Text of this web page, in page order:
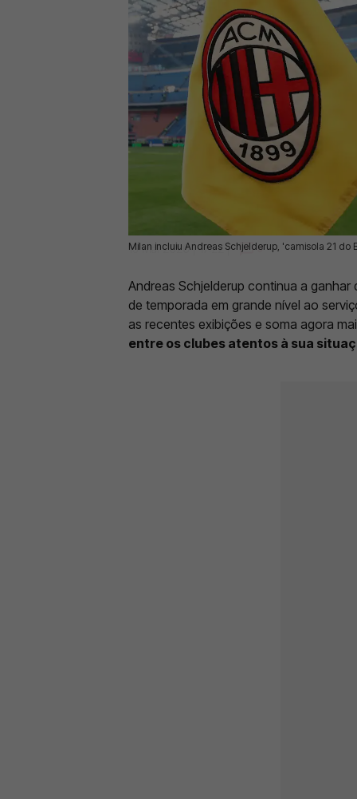
Milan incluiu Andreas Schjelderup, 'camisola 21
15 Mai 2026 | 17:22 | 0
Andreas Schjelderup continua a
de temporada em grande nível ao
as recentes exibições e soma agora
entre os clubes atentos à sua